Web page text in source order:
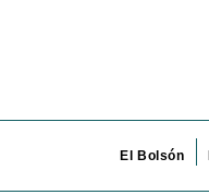
El Bolsón